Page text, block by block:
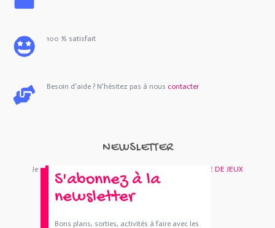
100 % satisfait
Besoin d'aide ? N'hésitez pas à nous contacter
NEWSLETTER
Je m'abonne : Newsletter BOUTIQUE DE JEUX
S'abonnez à la
newsletter
Bons plans, sorties, activités à faire avec les